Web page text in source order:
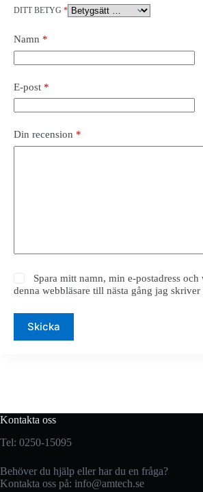
DITT BETYG *
Namn *
E-post *
Din recension *
Spara mitt namn, min e-postadress och
denna webbläsare till nästa gång jag skriver
Skicka
Kontakta oss
Tel: 0250-15095
Behöver du hjälp eller har du en fråga?
Kontakta oss på: info@amtech.se